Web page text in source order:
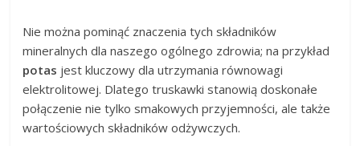
Nie można pominąć znaczenia tych składników
mineralnych dla naszego ogólnego zdrowia; na przykład
potas jest kluczowy dla utrzymania równowagi
elektrolitowej. Dlatego truskawki stanowią doskonałe
połączenie nie tylko smakowych przyjemności, ale także
wartościowych składników odżywczych.